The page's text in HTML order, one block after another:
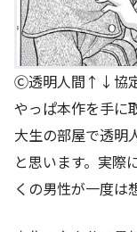
Ⓒ透明人間↑↓協
やっぱ本作を手に
大生の部屋で透明
と思います。実際
くの男性が一度は